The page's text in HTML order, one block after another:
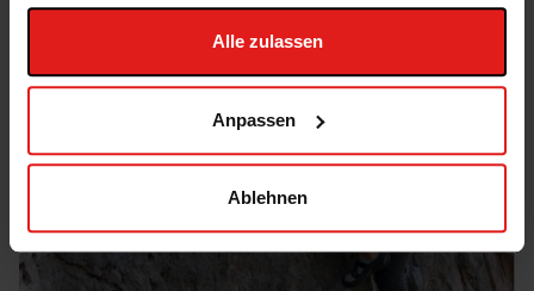
gesammelt haben.
Alle zulassen
Anpassen
Ablehnen